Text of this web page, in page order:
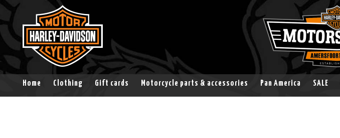
Home Clothing Gift cards Motorcycle parts & accessories Pan America SALE